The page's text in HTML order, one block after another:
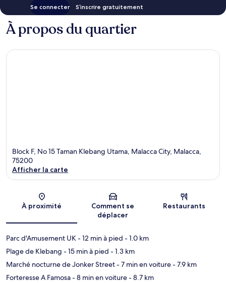
Se connecter S’inscrire gratuitement
À propos du quartier
Block F, No 15 Taman Klebang Utama, Malacca City, Malacca,
75200
Afficher la carte
À proximité
Comment se
déplacer
Restaurants
Parc d'Amusement UK- 12 min à pied - 1.0 km
Plage de Klebang - 15 min à pied - 1.3 km
Marché nocturne de Jonker Street- 7 min en voiture- 7.9 km
Forteresse A Famosa- 8 min en voiture- 8.7 km